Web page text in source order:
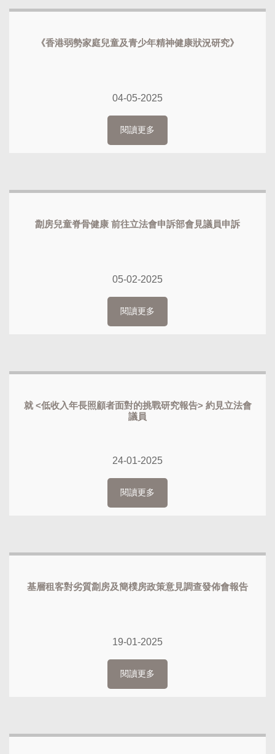
《香港弱勢家庭兒童及青少年精神健康狀況研究》
04-05-2025
閱讀更多
劏房兒童脊骨健康 前往立法會申訴部會見議員申訴
05-02-2025
閱讀更多
就 <低收入年長照顧者面對的挑戰研究報告> 約見立法會
議員
24-01-2025
閱讀更多
基層租客對劣質劏房及簡樸房政策意見調查發佈會報告
19-01-2025
閱讀更多